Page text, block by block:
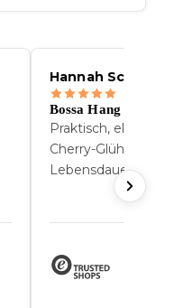
Hannah Schofer
Bossa Hang
Praktisch, elegant
Cherry-Glühbirne
Lebensdauer.